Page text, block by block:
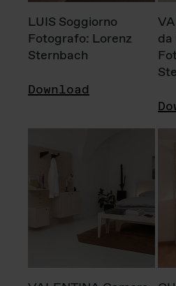
LUIS Soggiorno
Fotografo: Lorenz
Sternbach
Download
da